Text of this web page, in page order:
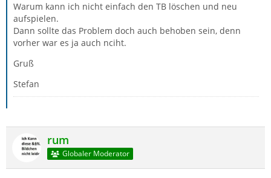
Warum kann ich nicht einfach den TB löschen und neu
aufspielen.
Dann sollte das Problem doch auch behoben sein, denn
vorher war es ja auch nciht.
Gruß
Stefan
rum
Globaler Moderator